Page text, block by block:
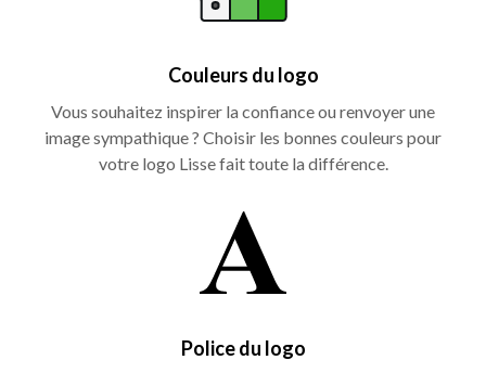
Couleurs du logo
Vous souhaitez inspirer la confiance ou renvoyer une
image sympathique ? Choisir les bonnes couleurs pour
votre logo Lisse fait toute la différence.
Police du logo